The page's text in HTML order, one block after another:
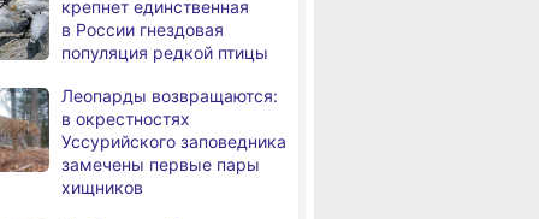
бури,
фон
Какой сегодня день: День
маяка
Федеральный эксперт
высоко оценил спортивную
Хабаровского края
Дебаркадеры с памятными
именами начали строить
в Хабаровском крае
крепнет единственная
в России гнездовая
популяция редкой птицы
Леопарды возвращаются:
в окрестностях
Уссурийского заповедника
замечены первые пары
хищников